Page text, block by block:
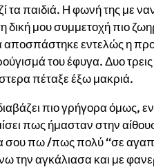
παιδιά. Η φωνή της με
δική μου συμμετοχή πιο
αποσπάστηκε εντελώς η
του έφυγα. Δυο τρεις
πέταξε έξω μακριά.
πιο γρήγορα όμως,
πως ήμασταν στην
πω /πως πολύ ‘‘σε
την αγκάλιασα και με